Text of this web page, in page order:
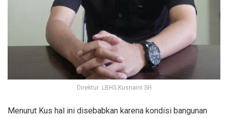
Direktur LBHS Kusnaini SH
Menurut Kus hal ini disebabkan karena kondisi bangunan